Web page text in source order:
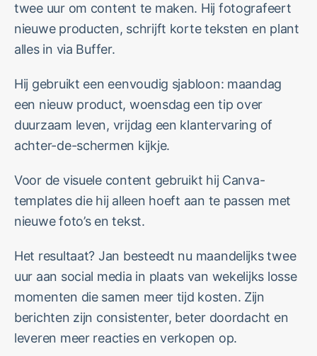
twee uur om content te maken. Hij fotografeert
nieuwe producten, schrijft korte teksten en plant
alles in via Buffer.
Hij gebruikt een eenvoudig sjabloon: maandag
een nieuw product, woensdag een tip over
duurzaam leven, vrijdag een klantervaring of
achter-de-schermen kijkje.
Voor de visuele content gebruikt hij Canva-
templates die hij alleen hoeft aan te passen met
nieuwe foto’s en tekst.
Het resultaat? Jan besteedt nu maandelijks twee
uur aan social media in plaats van wekelijks losse
momenten die samen meer tijd kosten. Zijn
berichten zijn consistenter, beter doordacht en
leveren meer reacties en verkopen op.